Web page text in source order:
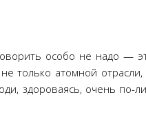
особо не надо —
только атомной
здороваясь, очень по-